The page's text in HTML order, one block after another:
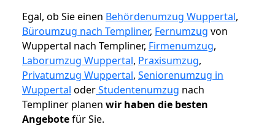
Egal, ob Sie einen Behördenumzug Wuppertal,
Büroumzug nach Templiner, Fernumzug von
Wuppertal nach Templiner, Firmenumzug,
Laborumzug Wuppertal, Praxisumzug,
Privatumzug Wuppertal, Seniorenumzug in
Wuppertal oderStudentenumzug nach
Templiner planen wir haben die besten
Angebotefür Sie.